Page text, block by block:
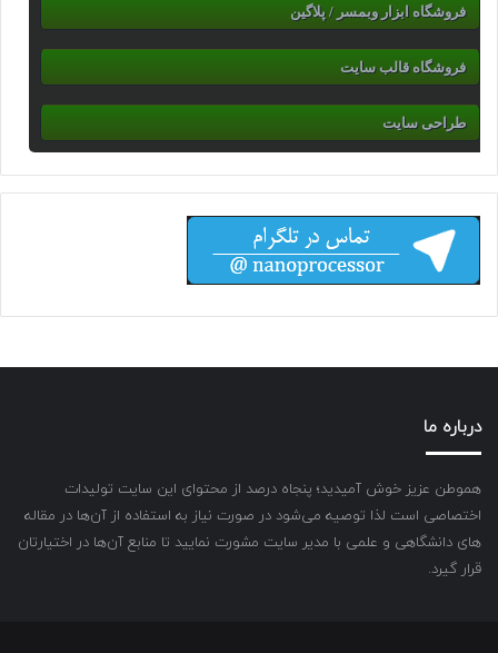
فروشگاه ابزار وبمسر / پلاگین
فروشگاه قالب سایت
طراحی سایت
درباره ما
هموطن عزیز خوش آمیدید؛ پنجاه درصد از محتوای این سایت تولیدات
اختصاصی است لذا توصیه می‌شود در صورت نیاز به استفاده از آن‌ها در مقاله
های دانشگاهی و علمی با مدیر سایت مشورت نمایید تا منابع آن‌ها در اختیارتان
قرار گیرد.